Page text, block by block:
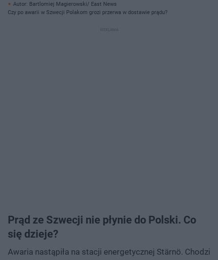
Autor: Bartlomiej Magierowski/ East News
Czy po awarii w Szwecji Polakom grozi przerwa w dostawie prądu?
Prąd ze Szwecji nie płynie do Polski. Co
się dzieje?
Awaria nastąpiła na stacji energetycznej Stärnö. Chodzi